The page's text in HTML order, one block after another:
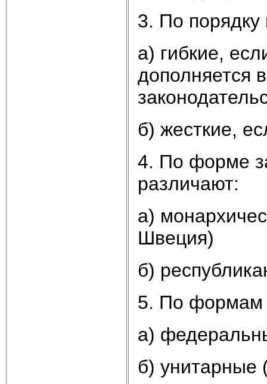
3. По
а) гибкие,
дополняется
б) жесткие,
4. По форме
различают:
а)
Швеция)
б)
5. По формам
а)
б) унитарные